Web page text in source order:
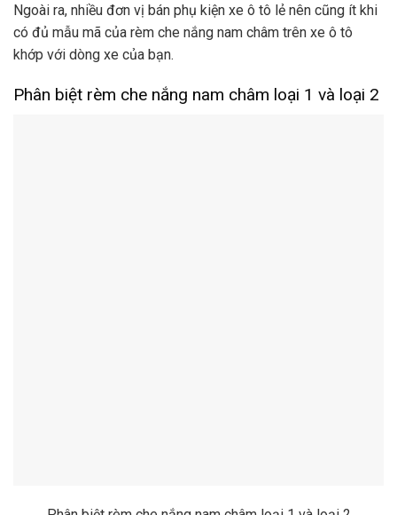
Ngoài ra, nhiều đơn vị bán phụ kiện xe ô tô lẻ nên cũng ít khi
có đủ mẫu mã của rèm che nắng nam châm trên xe ô tô
khớp với dòng xe của bạn.
Phân biệt rèm che nắng nam châm loại 1 và loại 2